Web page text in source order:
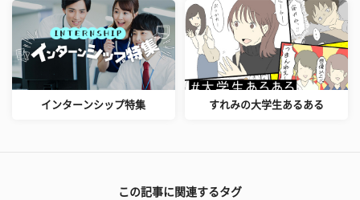
インターンシップ特集 すれみの大学生あるある
この記事に関連するタグ